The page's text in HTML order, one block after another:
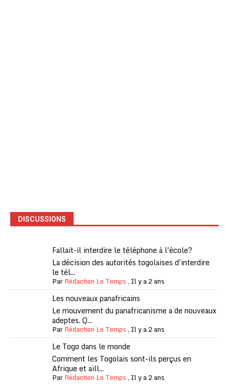
DISCUSSIONS
Fallait-il interdire le téléphone à l'école?
La décision des autorités togolaises d'interdire
le tél...
ParRédaction Le Temps, Il y a 2 ans
Les nouveaux panafricains
Le mouvement du panafricanisme a de nouveaux
adeptes. Q...
ParRédaction Le Temps, Il y a 2 ans
Le Togo dans le monde
Comment les Togolais sont-ils perçus en
Afrique et aill...
ParRédaction Le Temps, Il y a 2 ans